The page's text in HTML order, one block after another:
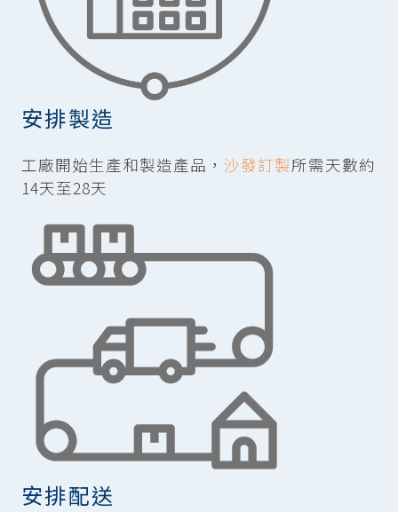
安排製造
工廠開始生產和製造產品， 沙發訂製所需天數約
14天至28天
安排配送